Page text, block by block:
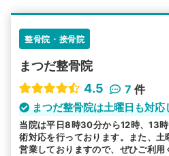
その他の検
駅から探す
整骨院・接骨院
まつだ整骨院
4.5
7 件
まつだ整骨院は土曜日も対応
当院は平日8時30分から12時、13
術対応を行っております。また、
営業しておりますので、ぜひご利用